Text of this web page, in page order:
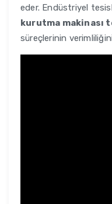
eder. Endüstriyel
kurutma makinası
süreçlerinin verimliliğini